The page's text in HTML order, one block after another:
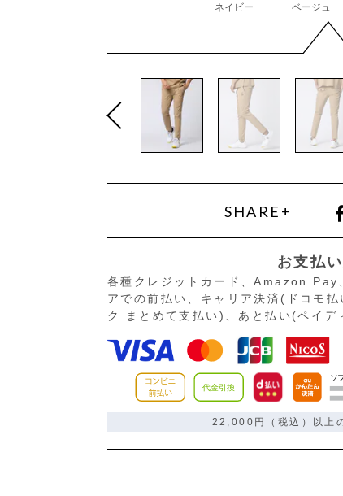
ネイビー ベージュ
SHARE+
お支払
各種クレジットカード、Amazon Pay
アでの前払い、キャリア決済(ドコモ
ク まとめて支払い)、あと払い(ペイデ
22,000円（税込）以上